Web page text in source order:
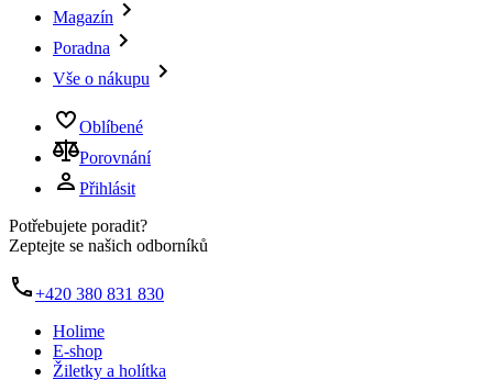
Magazín
Poradna
Vše o nákupu
Oblíbené
Porovnání
Přihlásit
Potřebujete poradit?
Zeptejte se našich odborníků
+420 380 831 830
Holime
E-shop
Žiletky a holítka